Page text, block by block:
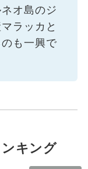
オ島のジ
ラッカと
も一興で
キング